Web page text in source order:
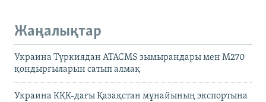
Жаңалықтар
Украина Түркиядан ATACMS зымырандары мен M270
қондырғыларын сатып алмақ
Украина КҚК-дағы Қазақстан мұнайының экспортына